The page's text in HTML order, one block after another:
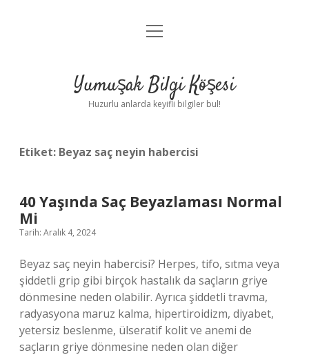
Anasayfa
Yasal Uyarı
menüyü
Yumuşak Bilgi Köşesi
Huzurlu anlarda keyifli bilgiler bul!
Etiket: Beyaz saç neyin habercisi
40 Yaşında Saç Beyazlaması Normal
Mi
Tarih: Aralık 4, 2024
Beyaz saç neyin habercisi? Herpes, tifo, sıtma veya
şiddetli grip gibi birçok hastalık da saçların griye
dönmesine neden olabilir. Ayrıca şiddetli travma,
radyasyona maruz kalma, hipertiroidizm, diyabet,
yetersiz beslenme, ülseratif kolit ve anemi de
saçların griye dönmesine neden olan diğer